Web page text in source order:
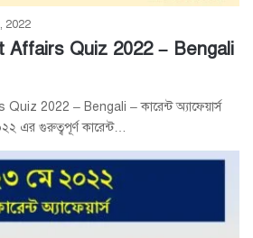
2022
Affairs Quiz 2022 – Bengali
2022 – Bengali – কারেন্ট অ্যাফেয়ার্স
এর গুরুত্বপূর্ণ কারেন্ট…